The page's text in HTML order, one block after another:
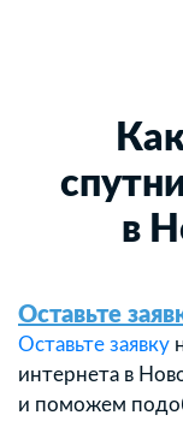
в
Оставьте
Оставьте заявку
интернета в
и поможем